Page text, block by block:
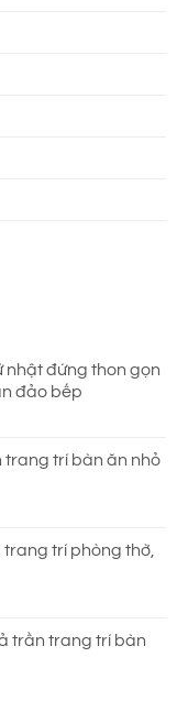
nhật đứng thon gọn
đảo bếp
trang trí bàn ăn nhỏ
trí phòng thờ,
₫.
trần trang trí bàn